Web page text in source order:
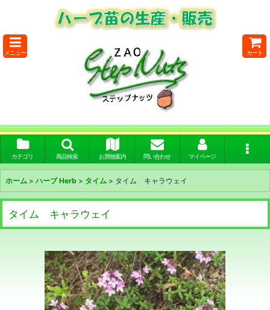
メニュー カート
カテゴリ 商品検索 お買物案内 問い合わせ マイページ
ホーム > ハーブ Herb > タイム > タイム キャラウェイ
タイム キャラウェイ